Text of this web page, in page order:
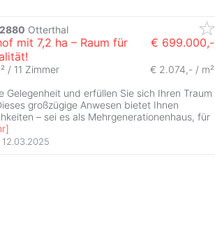
2880 Otterthal
mit 7,2 ha – Raum für
€ 699.000,-
/ 11 Zimmer
€ 2.074,- / m²
Gelegenheit und erfüllen Sie sich Ihren Traum
großzügige Anwesen bietet Ihnen
– sei es als Mehrgenerationenhaus, für
]
12.03.2025